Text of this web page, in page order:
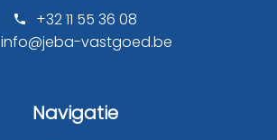
+32 11 55 36 08
info@jeba-vastgoed.be
Navigatie